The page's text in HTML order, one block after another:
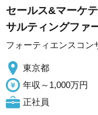
セールス&マーケ
サルティングファ
フォーティエンスコン
東京都
年収～1,000万円
正社員